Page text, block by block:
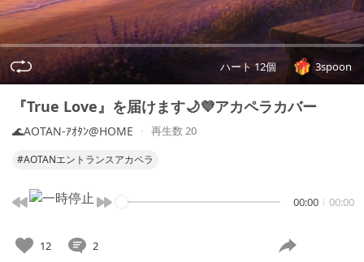
ハート 12個 3spoon
『True Love』を届けます🌙💜アカペラカバー
🌊AOTAN-ｱｵﾀﾝ@HOME 再生数 20
#AOTANエントランスアカペラ
00:00 00:00
12 2